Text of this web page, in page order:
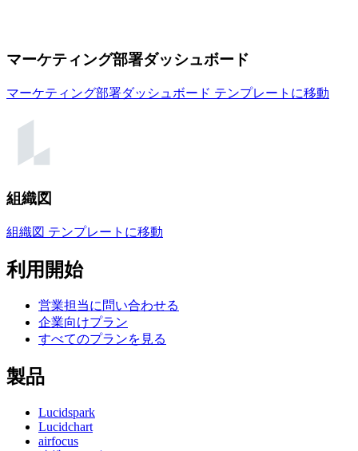
マーケティング部署ダッシュボード
マーケティング部署ダッシュボード テンプレートに移動
組織図
組織図 テンプレートに移動
利用開始
営業担当に問い合わせる
企業向けプラン
すべてのプランを見る
製品
Lucidspark
Lucidchart
airfocus